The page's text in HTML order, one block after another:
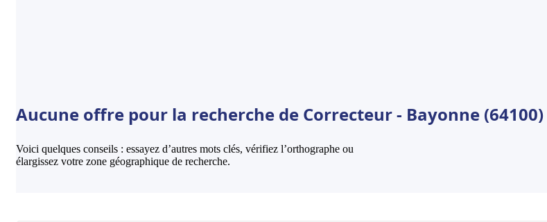
Aucune offre pour la recherche de Correcteur - Bayonne (64100)
Voici quelques conseils : essayez d’autres mots clés, vérifiez l’orthographe ou
élargissez votre zone géographique de recherche.